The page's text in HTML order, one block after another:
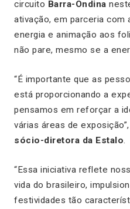
circuito Barra-Ondina
ativação, em parceria com
energia e animação aos
não pare, mesmo se a
“É importante que as
está proporcionando a
pensamos em reforçar a
várias áreas de
sócio-diretora da Estalo.
“Essa iniciativa reflete
vida do brasileiro,
festividades tão